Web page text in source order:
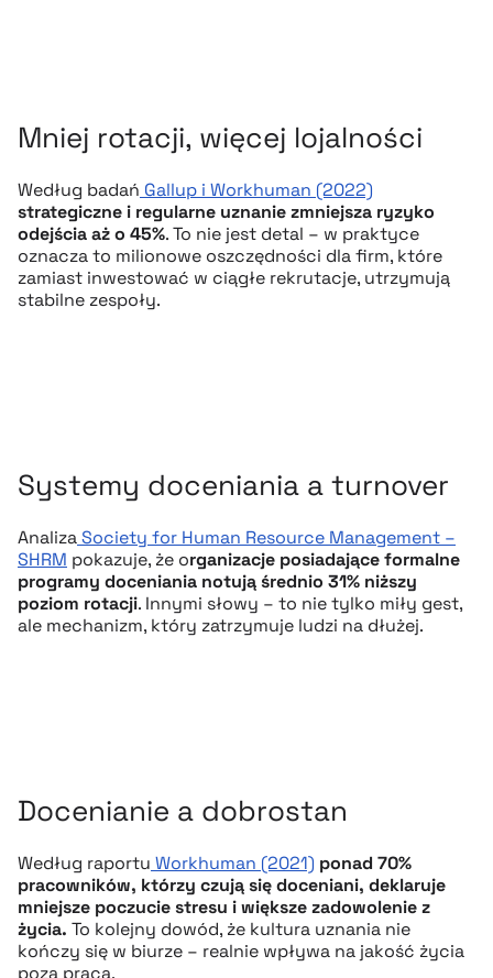
Mniej rotacji, więcej lojalności
Według badań Gallup i Workhuman (2022)
strategiczne i regularne uznanie zmniejsza ryzyko
odejścia aż o 45%. To nie jest detal – w praktyce
oznacza to milionowe oszczędności dla firm, które
zamiast inwestować w ciągłe rekrutacje, utrzymują
stabilne zespoły.
Systemy doceniania a turnover
AnalizaSociety for Human Resource Management –
SHRM pokazuje, że organizacje posiadające formalne
programy doceniania notują średnio 31% niższy
poziom rotacji. Innymi słowy – to nie tylko miły gest,
ale mechanizm, który zatrzymuje ludzi na dłużej.
Docenianie a dobrostan
Według raportu Workhuman (2021) ponad 70%
pracowników, którzy czują się doceniani, deklaruje
mniejsze poczucie stresu i większe zadowolenie z
życia. To kolejny dowód, że kultura uznania nie
kończy się w biurze – realnie wpływa na jakość życia